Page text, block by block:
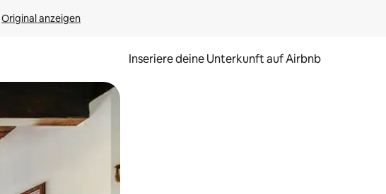
Original anzeigen
Inseriere deine Unterkunft auf Airbnb